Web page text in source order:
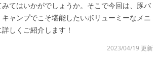
てはいかがでしょうか。そこで今回は、豚バ
ャンプでこそ堪能したいボリューミーなメニ
しくご紹介します！
2023/04/19 更新